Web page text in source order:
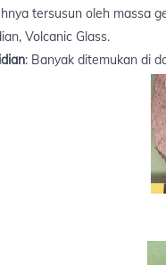
tersusun oleh massa
Volcanic Glass.
: Banyak ditemukan di